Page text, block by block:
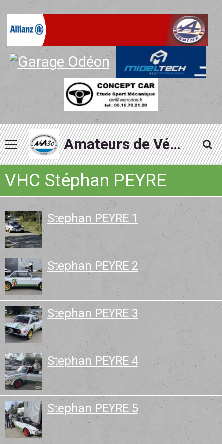
Amateurs de Véhicules Alpine du Gard
VHC Stéphan PEYRE
Stephan PEYRE 1
Stephan PEYRE 2
Stephan PEYRE 3
Stephan PEYRE 4
Stephan PEYRE 5